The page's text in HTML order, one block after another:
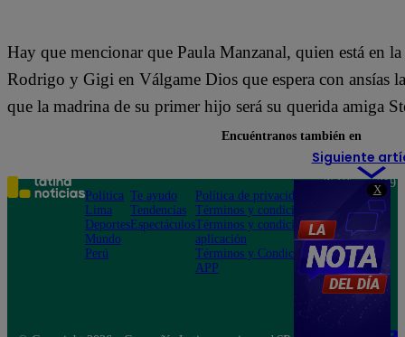
X
Hay que mencionar que Paula Manzanal, quien está en
Rodrigo y Gigi en Válgame Dios que espera con ansías
que la madrina de su primer hijo será su querida amiga
Siguiente
Encuéntranos también en
Política
Lima
Deportes
Mundo
Perú
Te ayudo
Tendencias
Espectáculos
Política de privacidad
Términos y condiciones
Términos y condiciones
aplicación
Términos y Condiciones
APP
Teléfono: 219
Av. San
Felipe 968
Jesús María